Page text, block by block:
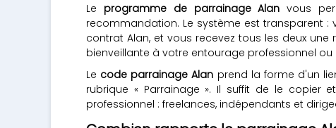
Le programme de parrainage Alan vous
recommandation. Le système est transparent
contrat Alan, et vous recevez tous les deux
bienveillante à votre entourage professionnel ou
Le code parrainage Alan prend la forme d'un
rubrique « Parrainage ». Il suffit de le copier
professionnel : freelances, indépendants et